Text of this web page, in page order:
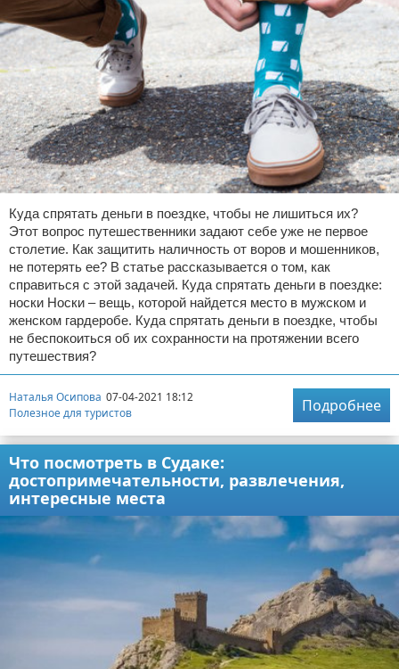
Куда спрятать деньги в поездке, чтобы не лишиться их?
Этот вопрос путешественники задают себе уже не первое
столетие. Как защитить наличность от воров и мошенников,
не потерять ее? В статье рассказывается о том, как
справиться с этой задачей. Куда спрятать деньги в поездке:
носки Носки – вещь, которой найдется место в мужском и
женском гардеробе. Куда спрятать деньги в поездке, чтобы
не беспокоиться об их сохранности на протяжении всего
путешествия?
Наталья Осипова 07-04-2021 18:12
Полезное для туристов
Подробнее
Что посмотреть в Судаке:
достопримечательности, развлечения,
интересные места